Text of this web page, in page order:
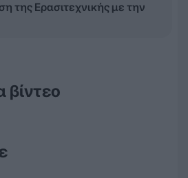
της Ερασιτεχνικής με την
βίντεο